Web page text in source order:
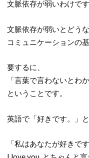
文脈依存が弱いわけです
文脈依存が弱いとどう
コミュニケーションの
要するに、
「言葉で言わないとわ
ということです。
英語で「好きです。」
「私はあなたが好きで